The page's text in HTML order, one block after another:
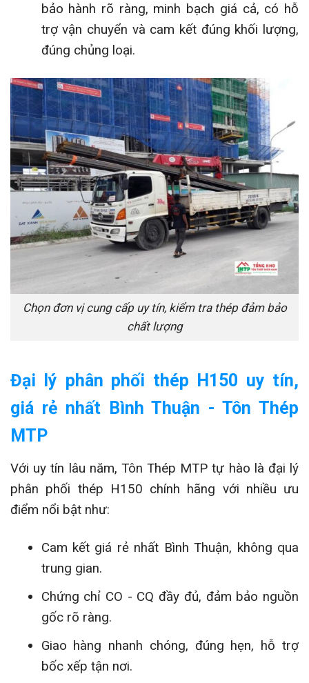
bảo hành rõ ràng, minh bạch giá cả, có hỗ
trợ vận chuyển và cam kết đúng khối lượng,
đúng chủng loại.
Chọn đơn vị cung cấp uy tín, kiểm tra thép đảm bảo
chất lượng
Đại lý phân phối thép H150 uy tín,
giá rẻ nhất Bình Thuận - Tôn Thép
MTP
Với uy tín lâu năm, Tôn Thép MTP tự hào là đại lý
phân phối thép H150 chính hãng với nhiều ưu
điểm nổi bật như:
Cam kết giá rẻ nhất Bình Thuận, không qua
trung gian.
Chứng chỉ CO - CQ đầy đủ, đảm bảo nguồn
gốc rõ ràng.
Giao hàng nhanh chóng, đúng hẹn, hỗ trợ
bốc xếp tận nơi.